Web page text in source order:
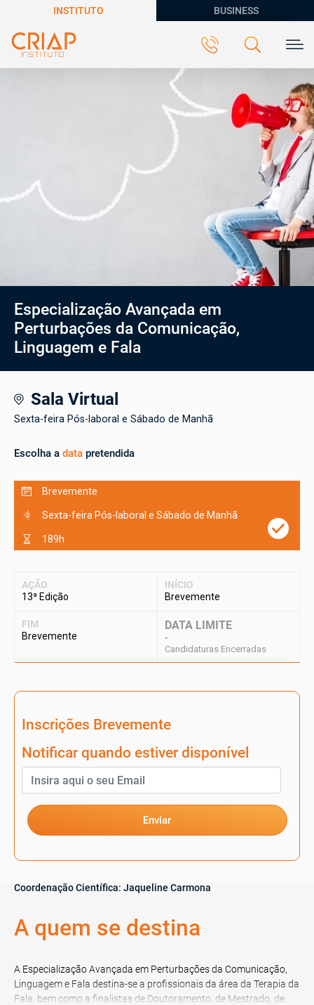
INSTITUTO BUSINESS
Especialização Avançada em
Perturbações da Comunicação,
Linguagem e Fala
Sala Virtual
Sexta-feira Pós-laboral e Sábado de Manhã
Escolha a data pretendida
Brevemente
Sexta-feira Pós-laboral e Sábado de Manhã
189h
AÇÃO
13ª Edição
INÍCIO
Brevemente
FIM
Brevemente
DATA LIMITE
-
Candidaturas Encerradas
Inscrições Brevemente
Notificar quando estiver disponível
Enviar
Coordenação Científica: Jaqueline Carmona
A quem se destina
A Especialização Avançada em Perturbações da Comunicação,
Linguagem e Fala destina-se a profissionais da área da Terapia da
Fala, bem como a finalistas de Doutoramento, de Mestrado, de